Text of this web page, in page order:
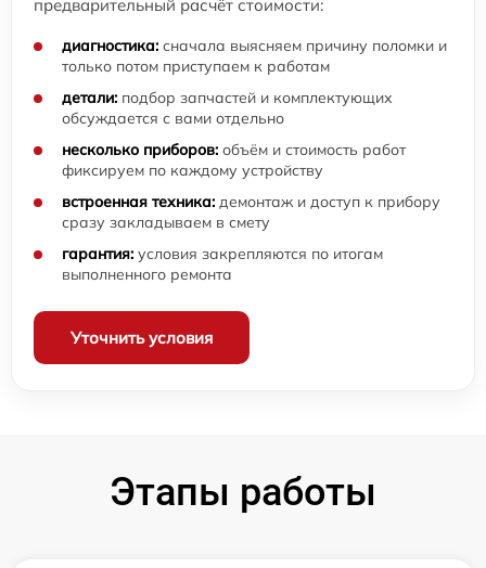
предварительный расчёт стоимости:
диагностика: сначала выясняем причину поломки и
только потом приступаем к работам
детали: подбор запчастей и комплектующих
обсуждается с вами отдельно
несколько приборов: объём и стоимость работ
фиксируем по каждому устройству
встроенная техника: демонтаж и доступ к прибору
сразу закладываем в смету
гарантия: условия закрепляются по итогам
выполненного ремонта
Уточнить условия
Этапы работы